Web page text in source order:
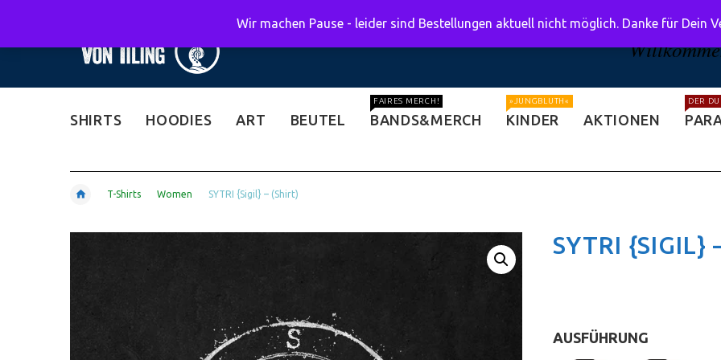
SHIRTS HOODIES ART BEUTEL BANDS&MERCH
FAIRES MERCH!
KINDER
»JUNGBLUTH«
AKTIONEN
DER
T-Shirts Women SYTRI {Sigil} – (Shirt)
SYTRI {SIGIL}
AUSFÜHRUNG
Wir machen Pause - leider sind Bestellungen aktuell nicht möglich. Danke für Dein